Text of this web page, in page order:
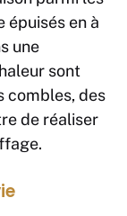
épuisés en à
une
sont
combles, des
de réaliser